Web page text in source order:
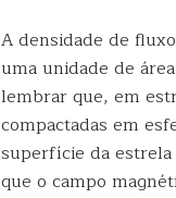
A densidade de
uma unidade de
lembrar que, em
compactadas em
superfície da
que o campo